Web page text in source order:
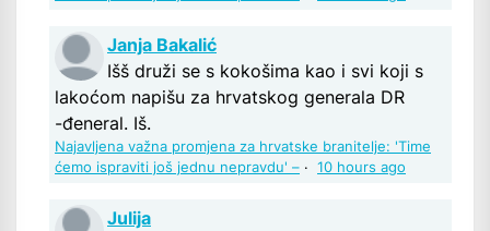
Janja Bakalić
Išš druži se s kokošima kao i svi koji s
lakoćom napišu za hrvatskog generala DR
-đeneral. Iš.
Najavljena važna promjena za hrvatske branitelje: 'Time
ćemo ispraviti još jednu nepravdu' – · 10 hours ago
Julija